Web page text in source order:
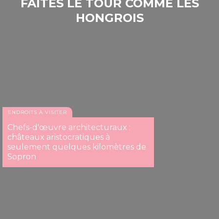
FAITES LE TOUR COMME LES
HONGROIS
ENDROITS À VISITER
Chefs-d'œuvre architecturaux :
châteaux aristocratiques à
seulement quelques kilomètres de
Sopron